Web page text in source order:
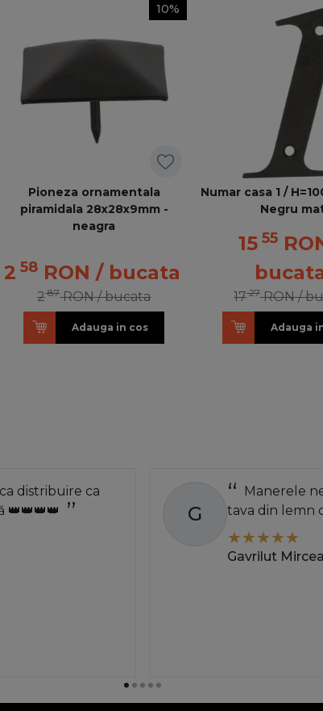
10%
Pioneza ornamentala
piramidala 28x28x9mm -
neagra
2 58 RON / bucata
287 RON / bucata
Adauga in cos
Numar casa 1 /
Negru
15 55
1727 RON /
Adauga
distribuire ca
G
Manerele
tava din lemn
Gavrilut Mircea